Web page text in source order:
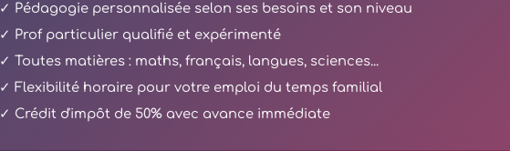
✓ Pédagogie personnalisée selon ses besoins et son niveau
✓ Prof particulier qualifié et expérimenté
✓ Toutes matières : maths, français, langues, sciences...
✓ Flexibilité horaire pour votre emploi du temps familial
✓ Crédit d'impôt de 50% avec avance immédiate